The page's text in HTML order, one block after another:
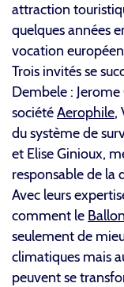
attraction
quelques années
vocation
Trois invités se
Dembele :
sociétéAerophile,
du système de
et Elise Ginioux,
responsable de la
Avec leurs
comment le
seulement de
climatiques mais
peuvent se